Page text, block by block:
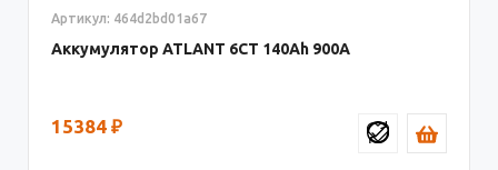
Артикул: 464d2bd01a67
Аккумулятор ATLANT 6СТ 140 900
15384 ₽